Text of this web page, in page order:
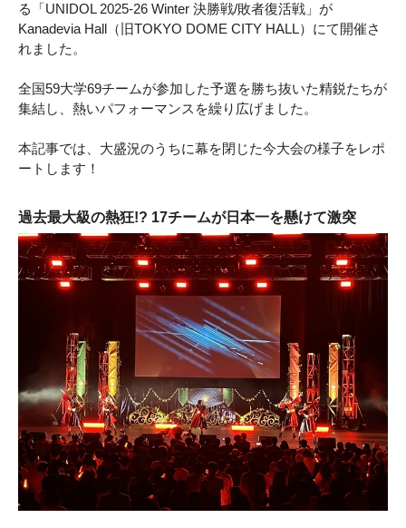
る「UNIDOL 2025-26 Winter 決勝戦/敗者復活戦」が
Kanadevia Hall（旧TOKYO DOME CITY HALL）にて開催さ
れました。
全国59大学69チームが参加した予選を勝ち抜いた精鋭たちが
集結し、熱いパフォーマンスを繰り広げました。
本記事では、大盛況のうちに幕を閉じた今大会の様子をレポ
ートします！
過去最大級の熱狂!? 17チームが日本一を懸けて激突